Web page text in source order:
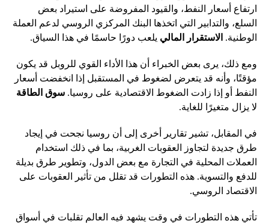
ارتفاع أسعار النفط، والقيود المفروضة على استيراد بعض
السلع، والتدابير التي اتخذها البنك المركزي الروسي لدعم العملة
الوطنية. الاستقرار المالي يلعب دورًا حاسمًا في هذا السياق.
ومع ذلك، يرى بعض الخبراء أن هذا الأداء القوي للروبل قد يكون
مؤقتًا، وأنه قد يتعرض لضغوط في المستقبل إذا انخفضت أسعار
النفط أو إذا زادت الضغوط الاقتصادية على روسيا. سوق الطاقة
لا يزال متغيرًا للغاية.
في المقابل، تشير تقارير أخرى إلى أن روسيا نجحت في إيجاد
طرق جديدة لتجاوز العقوبات الغربية، بما في ذلك استخدام
العملات المحلية في التجارة مع بعض الدول، وتطوير طرق بديلة
للدفع والتسوية. هذه التطورات قد تقلل من تأثير العقوبات على
الاقتصاد الروسي.
تأتي هذه التطورات في وقت يشهد فيه العالم تقلبات في أسواق